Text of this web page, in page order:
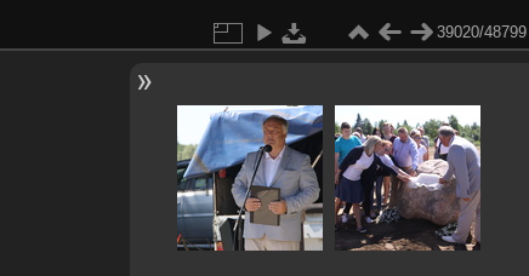
39020/48799